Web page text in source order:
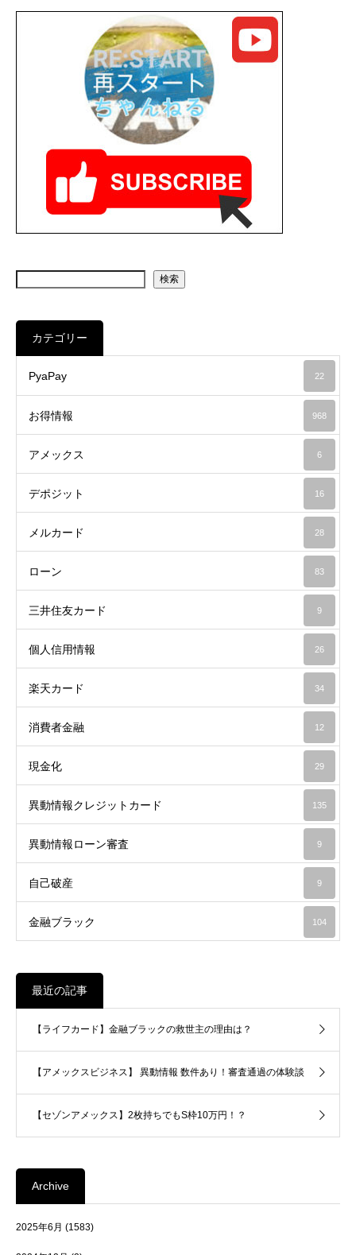
検索
カテゴリー
PyaPay 22
お得情報 968
アメックス 6
デポジット 16
メルカード 28
ローン 83
三井住友カード 9
個人信用情報 26
楽天カード 34
消費者金融 12
現金化 29
異動情報クレジットカード 135
異動情報ローン審査 9
自己破産 9
金融ブラック 104
最近の記事
【ライフカード】金融ブラックの救世主の理由は？
【アメックスビジネス】 異動情報 数件あり！審査通過の体験談
【セゾンアメックス】2枚持ちでもS枠10万円！？
Archive
2025年6月 (1583)